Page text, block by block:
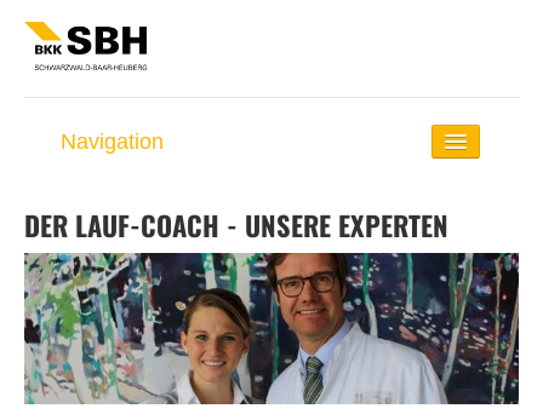
Navigation
Lauf-Coach
Rund ums Laufen
Selbst-Check
Lauf-Distanzen
DER LAUF-COACH - UNSERE EXPERTEN